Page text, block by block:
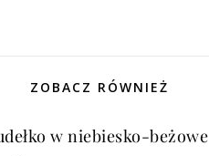
ZOBACZ RÓWNIEŻ
w niebiesko-beżowe